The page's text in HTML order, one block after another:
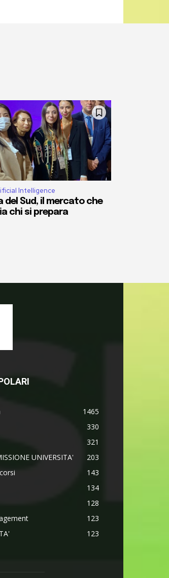
Intelligence
del Sud, il mercato che
chi si prepara
1465
330
321
UNIVERSITA'
203
143
134
128
123
123